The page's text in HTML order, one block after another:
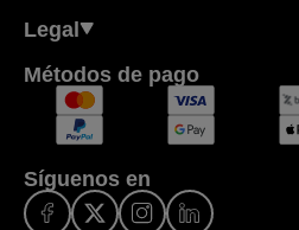
Legal
Métodos de pago
Síguenos en